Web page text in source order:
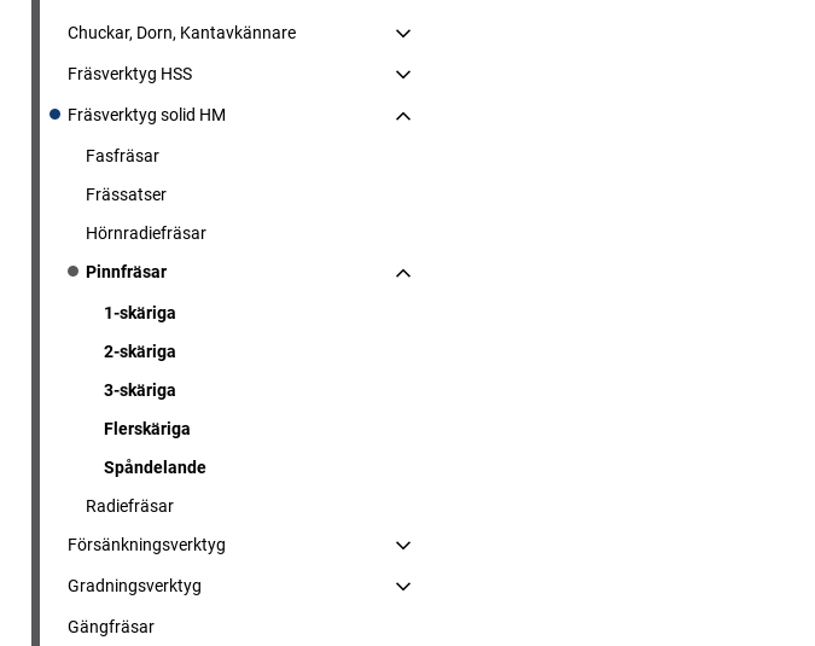
Chuckar, Dorn, Kantavkännare
Fräsverktyg HSS
Fräsverktyg solid HM
Fasfräsar
Frässatser
Hörnradiefräsar
Pinnfräsar
1-skäriga
2-skäriga
3-skäriga
Flerskäriga
Spåndelande
Radiefräsar
Försänkningsverktyg
Gradningsverktyg
Gängfräsar